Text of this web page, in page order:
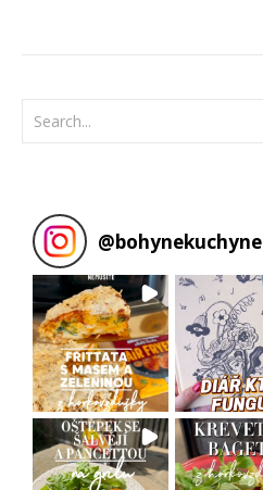
@bohynekuchyne